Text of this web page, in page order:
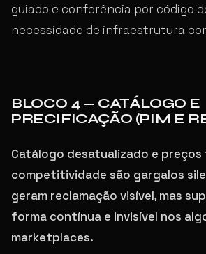
guiado e conferência por código
necessidade de infraestrutura
BLOCO 4 — CATÁLOGO E
PRECIFICAÇÃO (PIM E
Catálogo desatualizado e
competitividade são gargalos
geram reclamação visível, mas
forma contínua e invisível nos
marketplaces.